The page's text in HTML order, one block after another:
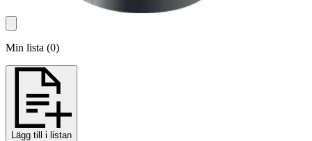
Min lista (0)
Lägg till i listan